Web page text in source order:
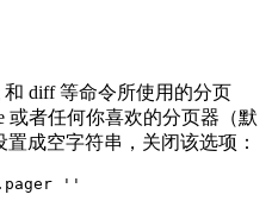
diff 等命令所使用的分页
或者任何你喜欢的分页器（默
成空字符串，关闭该选项：